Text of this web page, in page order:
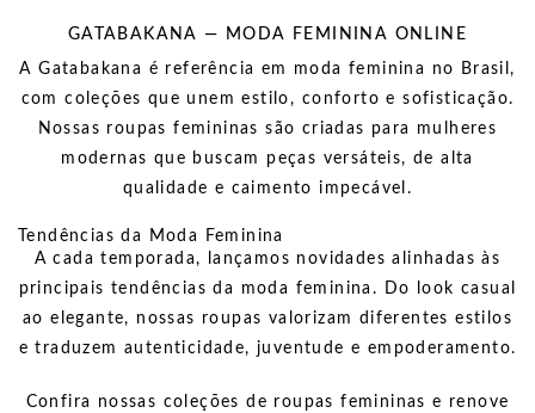
GATABAKANA — MODA FEMININA ONLINE
AGatabakana é referência em moda feminina no Brasil,
com coleções que unemestilo, conforto esofisticação.
Nossas roupas femininas são criadas para mulheres
modernas que buscam peças versáteis, de alta
qualidade e caimento impecável.
Tendências da Moda Feminina
A cada temporada, lançamos novidades alinhadas às
principaistendências da moda feminina . Do look casual
ao elegante, nossas roupas valorizam diferentes estilos
e traduzem autenticidade, juventude e empoderamento.
Confira nossas coleções de roupas femininas e renove